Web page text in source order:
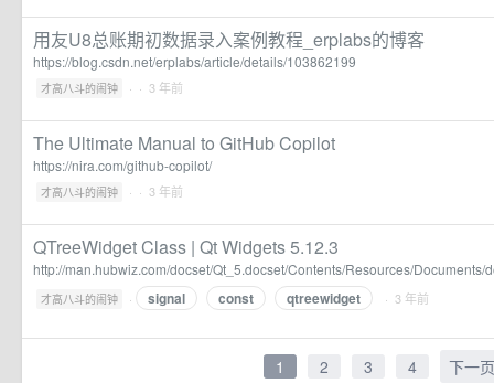
用友U8总账期初数据录入案例教程_erplabs的博客
https://blog.csdn.net/erplabs/article/details/103862199
才高八斗的闹钟 · · 3 年前
The Ultimate Manual to GitHub Copilot
https://nira.com/github-copilot/
才高八斗的闹钟 · · 3 年前
QTreeWidget Class | Qt Widgets 5.12.3
http://man.hubwiz.com/docset/Qt_5.docset/Contents/Resources/Documents/
才高八斗的闹钟 · signal const qtreewidget · 3 年前
1 2 3 4 下一页